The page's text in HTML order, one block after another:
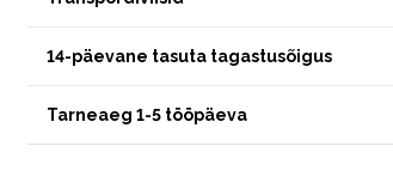
14-päevane tasuta tagastusõigus
Tarneaeg 1-5 tööpäeva